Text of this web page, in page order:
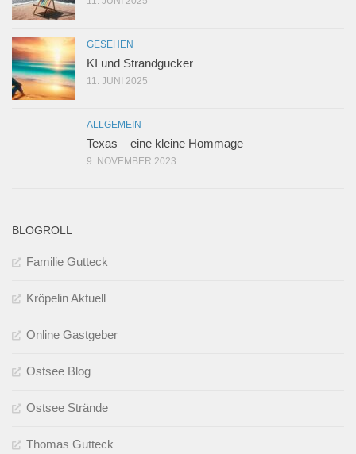
GESEHEN
KI und Strandgucker
11. JUNI 2025
ALLGEMEIN
Texas – eine kleine Hommage
9. NOVEMBER 2023
BLOGROLL
Familie Gutteck
Kröpelin Aktuell
Online Gastgeber
Ostsee Blog
Ostsee Strände
Thomas Gutteck